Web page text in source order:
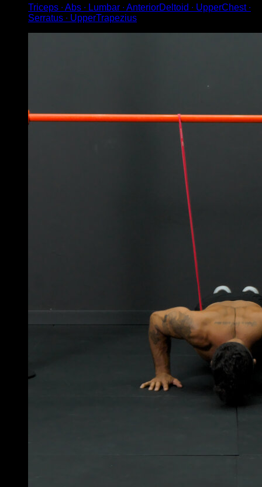
Triceps ∙ Abs ∙ Lumbar ∙ AnteriorDeltoid ∙ UpperChest ∙
Serratus ∙ UpperTrapezius